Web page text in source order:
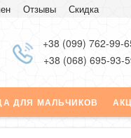
Отзывы Скидка
+38 (099) 762-99-
+38 (068) 695-93-
ДЛЯ МАЛЬЧИКОВ